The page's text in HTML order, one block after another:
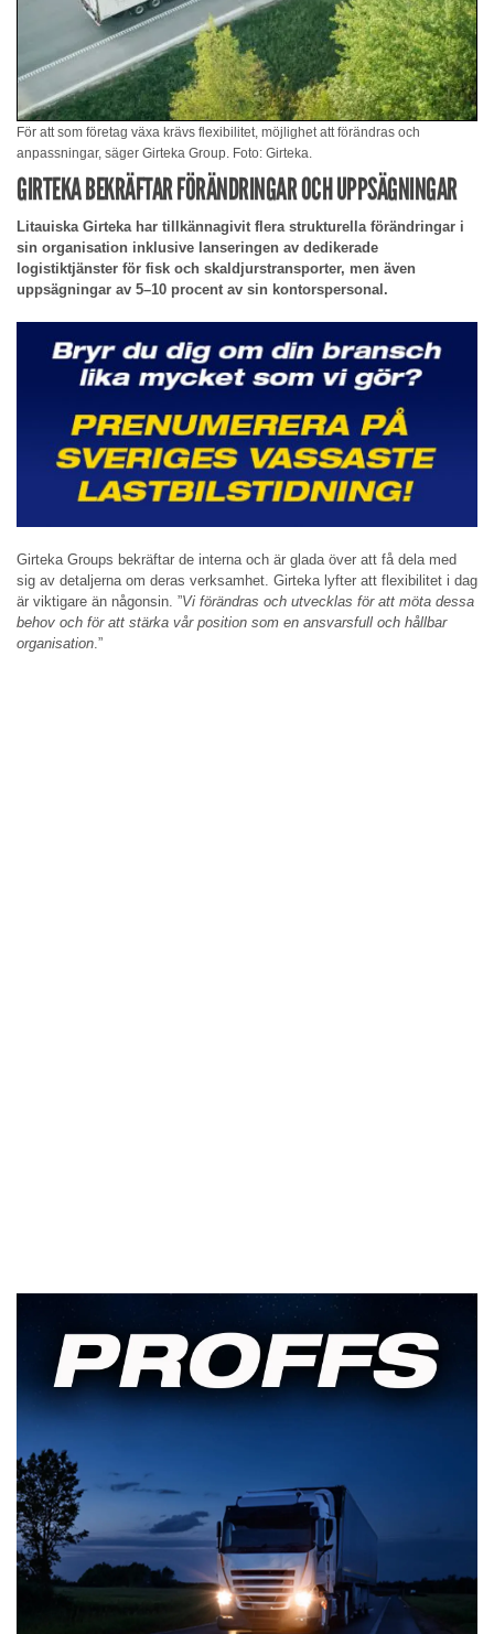
För att som företag växa krävs flexibilitet, möjlighet att förändras och
anpassningar, säger Girteka Group. Foto: Girteka.
GIRTEKA BEKRÄFTAR FÖRÄNDRINGAR OCH UPPSÄGNINGAR
Litauiska Girteka har tillkännagivit flera strukturella förändringar i
sin organisation inklusive lanseringen av dedikerade
logistiktjänster för fisk och skaldjurstransporter, men även
uppsägningar av 5–10 procent av sin kontorspersonal.
Girteka Groups bekräftar de interna och är glada över att få dela med
sig av detaljerna om deras verksamhet. Girteka lyfter att flexibilitet i dag
är viktigare än någonsin. ”Vi förändras och utvecklas för att möta dessa
behov och för att stärka vår position som en ansvarsfull och hållbar
organisation .”